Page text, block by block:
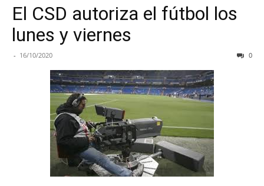
El CSD autoriza el fútbol los
lunes y viernes
- 16/10/2020 0